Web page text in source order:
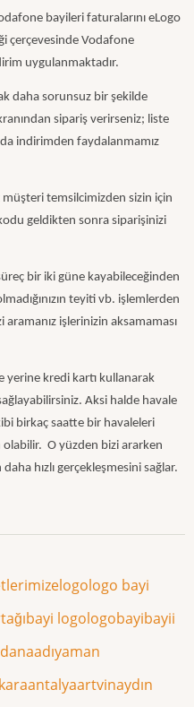
bayileri faturalarını eLogo
çerçevesinde Vodafone
uygulanmaktadır.
sorunsuz bir şekilde
sipariş verirseniz; liste
indirimden faydalanmamız
temsilcimizden sizin için
geldikten sonra siparişinizi
bir iki güne kayabileceğinden
teyiti vb. işlemlerden
işlerinizin aksamaması
yerine kredi kartı kullanarak
Aksi halde havale
birkaç saatte bir havaleleri
O yüzden bizi ararken
hızlı gerçekleşmesini sağlar.
elogologo bayi
bayi logologobayibayii
adıyaman
antalyaartvinaydın